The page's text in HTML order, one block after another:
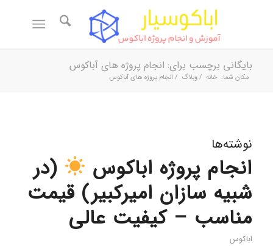
بایگانی برچسب برای: انجام پروژه های آباکوس
مکان شما: خانه / وبلاگ / انجام پروژه های آباکوس
نوشته‌ها
انجام پروژه اباکوس
(در
شبیه سازان امیرکبیر) قیمت
مناسب – کیفیت عالی
اباکوس